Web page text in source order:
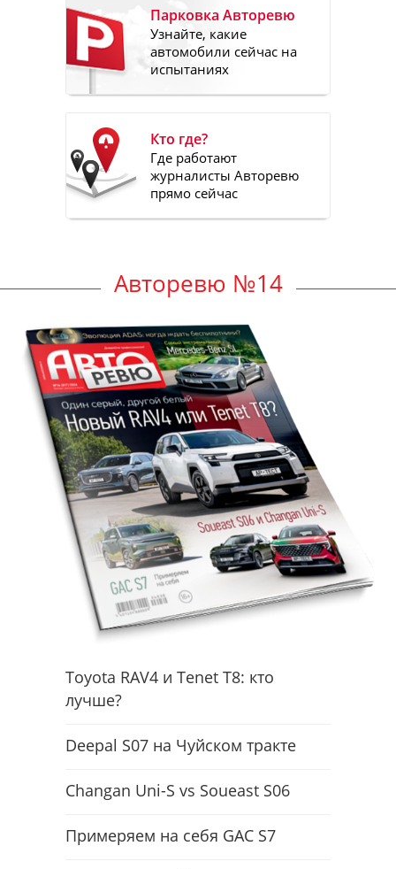
Парковка Авторевю
Узнайте, какие
автомобили сейчас на
испытаниях
Кто где?
Где работают
журналисты Авторевю
прямо сейчас
Авторевю №14
Toyota RAV4 и Tenet T8: кто
лучше?
Deepal S07 на Чуйском тракте
Changan Uni-S vs Soueast S06
Примеряем на себя GAC S7